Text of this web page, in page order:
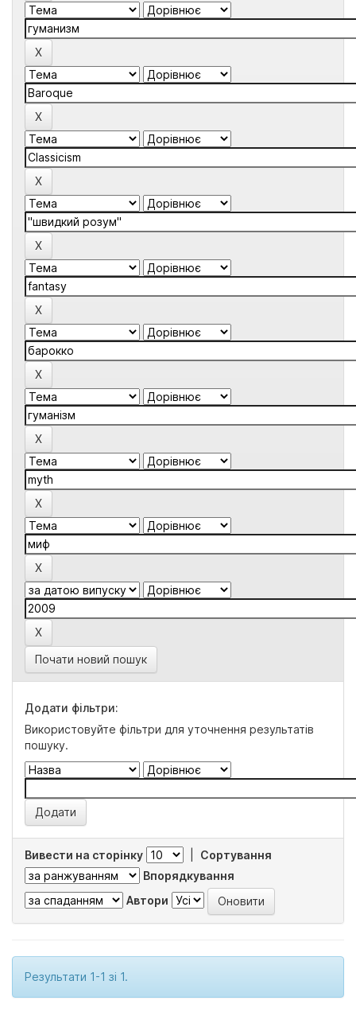
Почати новий пошук
Додати фільтри:
Використовуйте фільтри для уточнення результатів
пошуку.
Вивести на сторінку
Сортування
Впорядкування
Автори
Результати 1-1 зі 1.